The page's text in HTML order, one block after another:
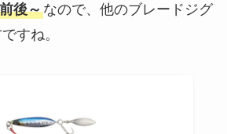
後～なので、他のブレードジグ
すね。